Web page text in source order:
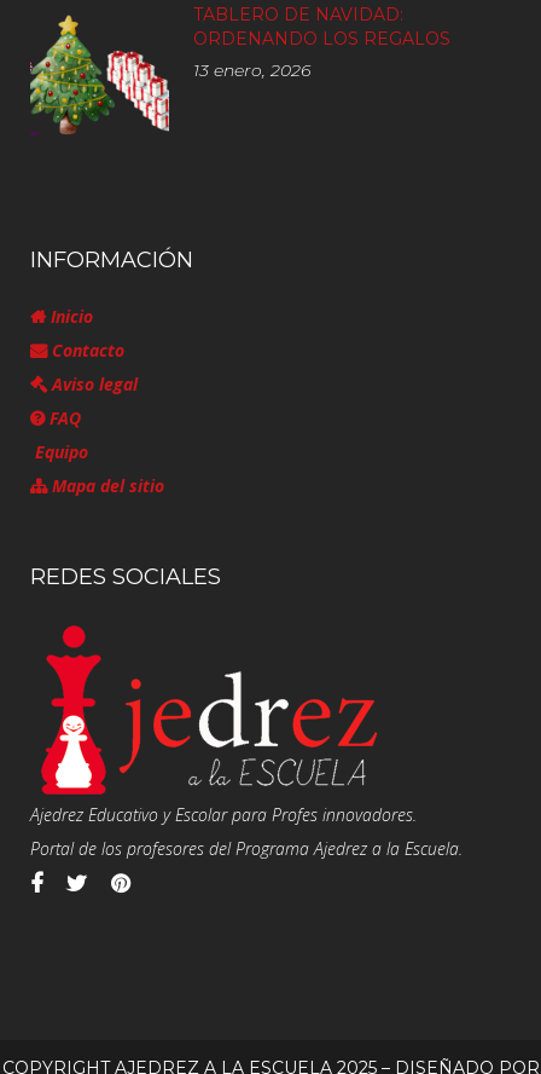
TABLERO DE NAVIDAD:
ORDENANDO LOS REGALOS
13 enero, 2026
INFORMACIÓN
Inicio
Contacto
Aviso legal
FAQ
Equipo
Mapa del sitio
REDES SOCIALES
Ajedrez Educativo y Escolar para Profes innovadores.
Portal de los profesores del Programa Ajedrez a la Escuela.
COPYRIGHT AJEDREZ A LA ESCUELA 2025 – DISEÑADO POR